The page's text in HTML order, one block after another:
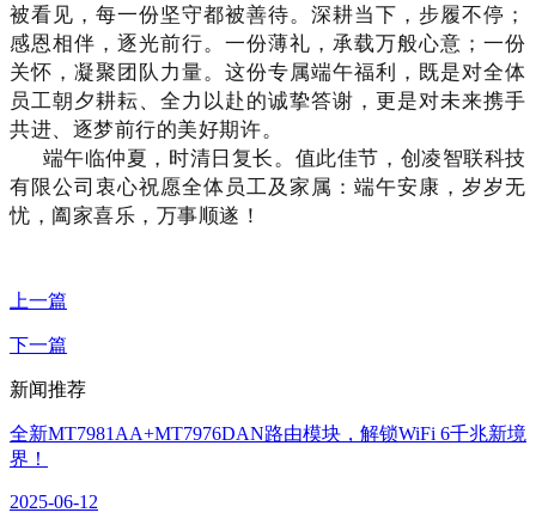
被看见，每一份坚守都被善待。深耕当下，步履不停；
感恩相伴，逐光前行。一份薄礼，承载万般心意；一份
关怀，凝聚团队力量。这份专属端午福利，既是对全体
员工朝夕耕耘、全力以赴的诚挚答谢，更是对未来携手
共进、逐梦前行的美好期许。
端午临仲夏，时清日复长。值此佳节，创凌智联科技
有限公司衷心祝愿全体员工及家属：端午安康，岁岁无
忧，阖家喜乐，万事顺遂！
上一篇
下一篇
新闻推荐
全新MT7981AA+MT7976DAN路由模块，解锁WiFi 6千兆新境
界！
2025-06-12